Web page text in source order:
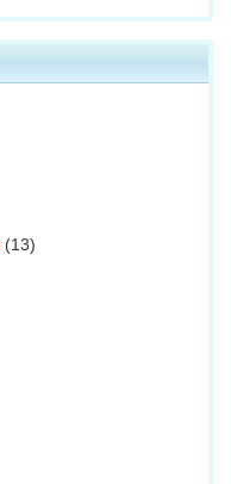
(13)